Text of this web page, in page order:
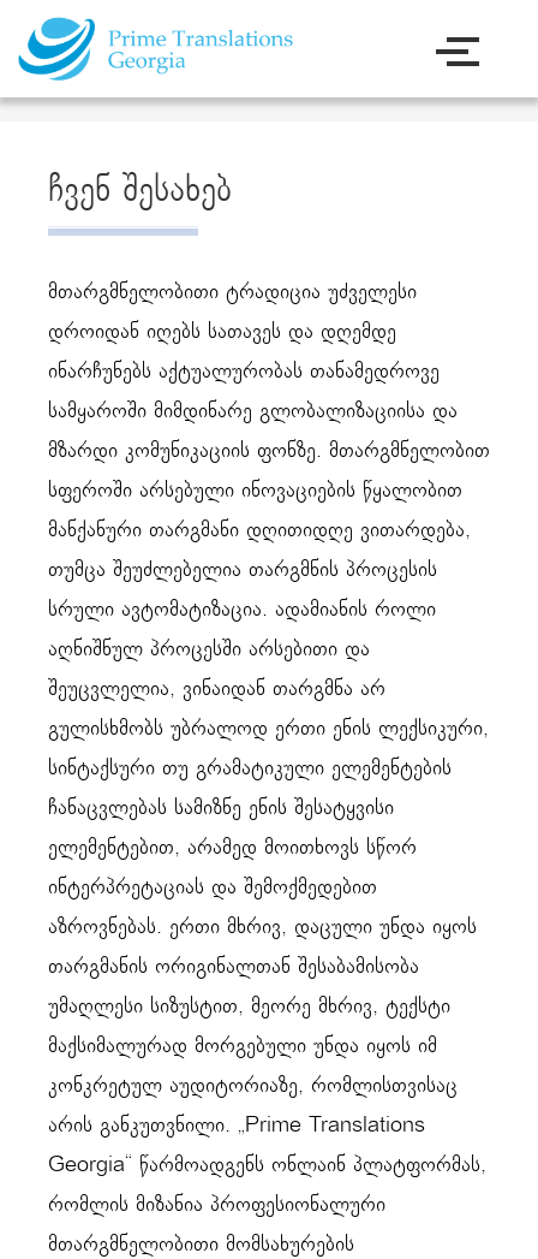
ჩვენ შესახებ
მთარგმნელობითი ტრადიცია უძველესი
დროიდან იღებს სათავეს და დღემდე
ინარჩუნებს აქტუალურობას თანამედროვე
სამყაროში მიმდინარე გლობალიზაციისა და
მზარდი კომუნიკაციის ფონზე. მთარგმნელობით
სფეროში არსებული ინოვაციების წყალობით
მანქანური თარგმანი დღითიდღე ვითარდება,
თუმცა შეუძლებელია თარგმნის პროცესის
სრული ავტომატიზაცია. ადამიანის როლი
აღნიშნულ პროცესში არსებითი და
შეუცვლელია, ვინაიდან თარგმნა არ
გულისხმობს უბრალოდ ერთი ენის ლექსიკური,
სინტაქსური თუ გრამატიკული ელემენტების
ჩანაცვლებას სამიზნე ენის შესატყვისი
ელემენტებით, არამედ მოითხოვს სწორ
ინტერპრეტაციას და შემოქმედებით
აზროვნებას. ერთი მხრივ, დაცული უნდა იყოს
თარგმანის ორიგინალთან შესაბამისობა
უმაღლესი სიზუსტით, მეორე მხრივ, ტექსტი
მაქსიმალურად მორგებული უნდა იყოს იმ
კონკრეტულ აუდიტორიაზე, რომლისთვისაც
არის განკუთვნილი. „Prime Translations
Georgia“ წარმოადგენს ონლაინ პლატფორმას,
რომლის მიზანია პროფესიონალური
მთარგმნელობითი მომსახურების